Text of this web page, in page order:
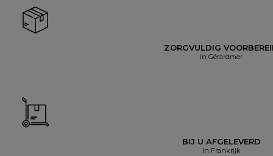
ZORGVULDIG
in Gérardmer
BIJ U AFGELEVERD
in Frankrijk